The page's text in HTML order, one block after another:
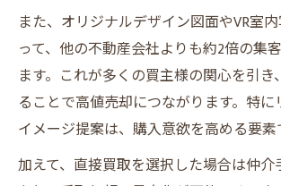
また、オリジナルデザイン図面やVR室
って、他の不動産会社よりも約2倍の集
ます。これが多くの買主様の関心を引
ることで高値売却につながります。特
イメージ提案は、購入意欲を高める要素
加えて、直接買取を選択した場合は仲介